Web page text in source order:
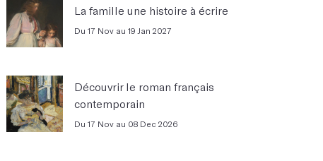
La famille une histoire à écrire
Du 17 Nov au 19 Jan 2027
Découvrir le roman français
contemporain
Du 17 Nov au 08 Dec 2026